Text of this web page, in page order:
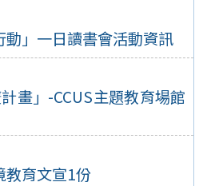
動」一日讀書會活動資訊
計畫」-CCUS主題教育場館
教育文宣1份